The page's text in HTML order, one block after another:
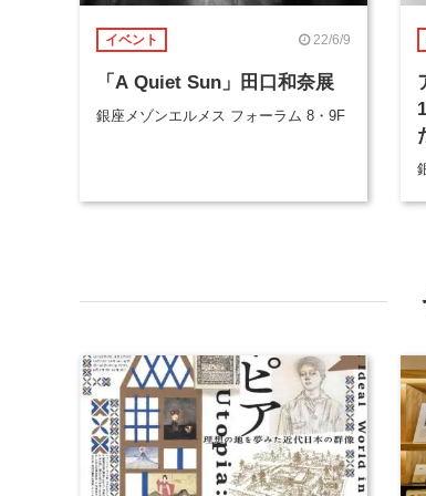
イベント 22/6/9
「A Quiet Sun」田口和奈展
銀座メゾンエルメス フォーラム 8・9F